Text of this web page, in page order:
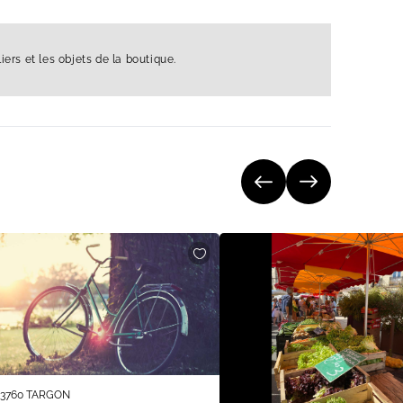
et les objets de la boutique.
TARGON